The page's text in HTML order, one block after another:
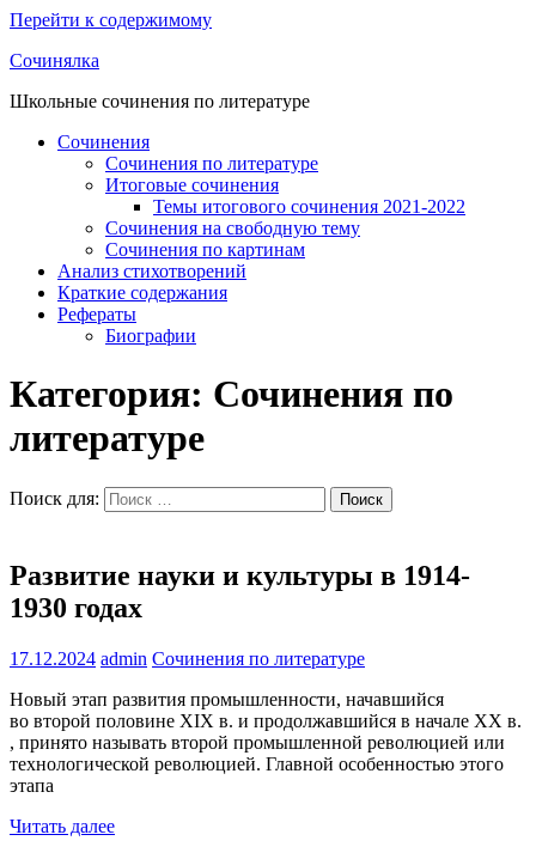
Перейти к содержимому
Сочинялка
Школьные сочинения по литературе
Сочинения
Сочинения по литературе
Итоговые сочинения
Темы итогового сочинения 2021-2022
Сочинения на свободную тему
Сочинения по картинам
Анализ стихотворений
Краткие содержания
Рефераты
Биографии
Категория: Сочинения по
литературе
Поиск для: Поиск
Развитие науки и культуры в 1914-
1930 годах
17.12.2024 admin Сочинения по литературе
Новый этап развития промышленности, начавшийся
во второй половине XIX в. и продолжавшийся в начале XX в.
, принято называть второй промышленной революцией или
технологической революцией. Главной особенностью этого
этапа
Читать далее